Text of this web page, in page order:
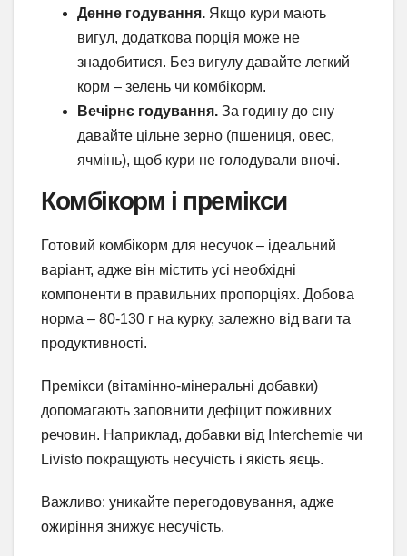
Денне годування. Якщо кури мають
вигул, додаткова порція може не
знадобитися. Без вигулу давайте легкий
корм – зелень чи комбікорм.
Вечірнє годування. За годину до сну
давайте цільне зерно (пшениця, овес,
ячмінь), щоб кури не голодували вночі.
Комбікорм і премікси
Готовий комбікорм для несучок – ідеальний
варіант, адже він містить усі необхідні
компоненти в правильних пропорціях. Добова
норма – 80-130 г на курку, залежно від ваги та
продуктивності.
Премікси (вітамінно-мінеральні добавки)
допомагають заповнити дефіцит поживних
речовин. Наприклад, добавки від Interchemie чи
Livisto покращують несучість і якість яєць.
Важливо: уникайте перегодовування, адже
ожиріння знижує несучість.